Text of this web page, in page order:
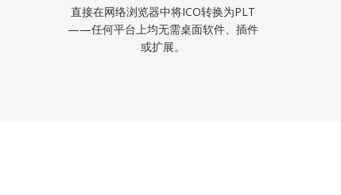
直接在网络浏览器中将ICO转换为PLT
——任何平台上均无需桌面软件、插件
或扩展。